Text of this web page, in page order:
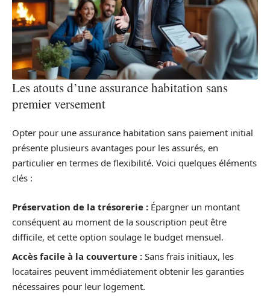
Les atouts d’une assurance habitation sans
premier versement
Opter pour une assurance habitation sans paiement initial
présente plusieurs avantages pour les assurés, en
particulier en termes de flexibilité. Voici quelques éléments
clés :
Préservation de la trésorerie : Épargner un montant
conséquent au moment de la souscription peut être
difficile, et cette option soulage le budget mensuel.
Accès facile à la couverture : Sans frais initiaux, les
locataires peuvent immédiatement obtenir les garanties
nécessaires pour leur logement.